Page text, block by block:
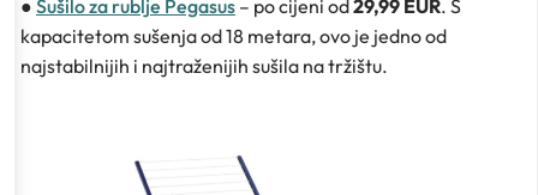
● Sušilo za rublje Pegasus – po cijeni od29,99 EUR. S
kapacitetom sušenja od 18 metara, ovo je jedno od
najstabilnijih i najtraženijih sušila na tržištu.